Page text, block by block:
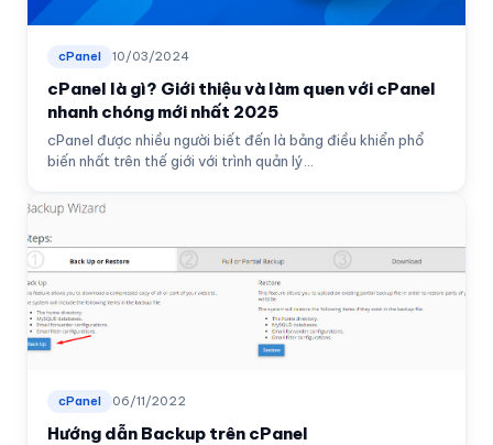
cPanel 10/03/2024
cPanel là gì? Giới thiệu và làm quen với cPanel
nhanh chóng mới nhất 2025
cPanel được nhiều người biết đến là bảng điều khiển phổ
biến nhất trên thế giới với trình quản lý...
cPanel 06/11/2022
Hướng dẫn Backup trên cPanel